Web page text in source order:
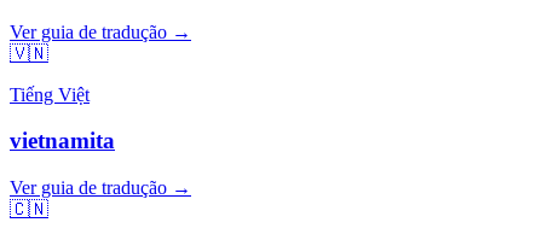
Ver guia de tradução →
🇻🇳
Tiếng Việt
vietnamita
Ver guia de tradução →
🇨🇳